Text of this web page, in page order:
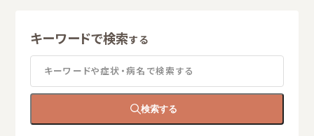
キーワードで検索する
キーワードや症状・病名で検索する
検索する